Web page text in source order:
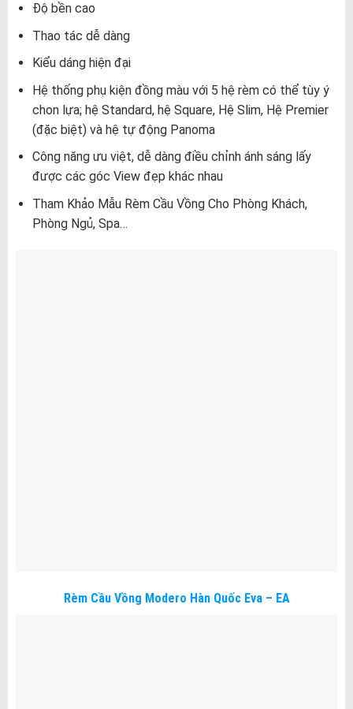
Độ bền cao
Thao tác dễ dàng
Kiểu dáng hiện đại
Hệ thống phụ kiện đồng màu với 5 hệ rèm có thể tùy ý
chon lựa; hệ Standard, hệ Square, Hệ Slim, Hệ Premier
(đặc biệt) và hệ tự động Panoma
Công năng ưu việt, dễ dàng điều chỉnh ánh sáng lấy
được các góc View đẹp khác nhau
Tham Khảo Mẫu Rèm Cầu Vồng Cho Phòng Khách,
Phòng Ngủ, Spa…
Rèm Cầu Vồng Modero Hàn Quốc Eva – EA